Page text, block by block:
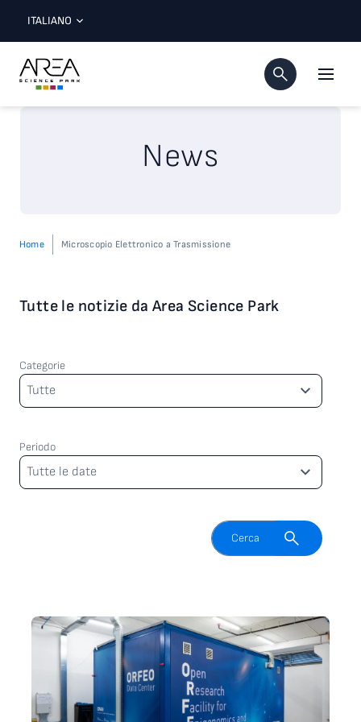
ITALIANO
News
Home Microscopio Elettronico a Trasmissione
Tutte le notizie da Area Science Park
Categorie
Categorie
Tutte
Periodo
Periodo
Tutte le date
Attiva il campo di ricerca